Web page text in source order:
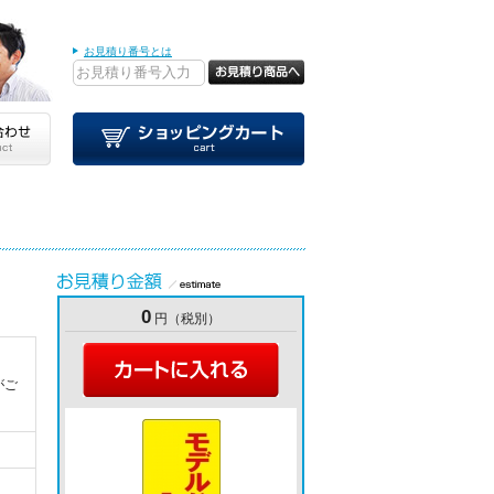
お見積り番号とは
ご
0 円（税別）